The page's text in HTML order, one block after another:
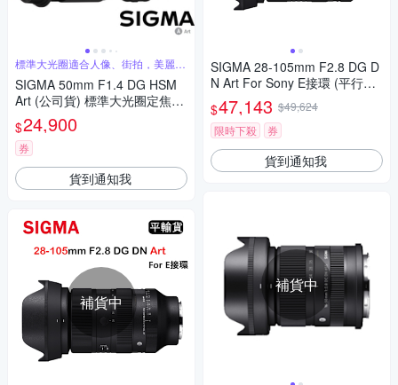
標準大光圈適合人像、街拍，美麗淺
景深
SIGMA 50mm F1.4 DG HSM
Art (公司貨) 標準大光圈定焦鏡
人像鏡
$24,900
券
貨到通知我
補貨中
SIGMA 28-105mm F2.8 DG D
N Art For Sony E接環 (平行輸
入) 送UV保護鏡+吹球清潔組
$47,143 $49,624
限時下殺
券
貨到通知我
補貨中